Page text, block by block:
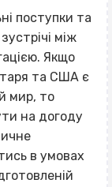
поступки та
між
Якщо
та США є
мир, то
на догоду
в умовах